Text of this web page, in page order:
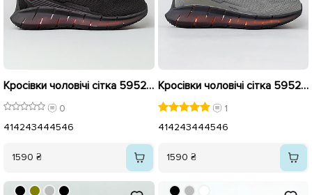
Кросівки чоловічі сітка 595200 Чорні
0
414243444546
1590 ₴
Кросівки чоловічі сітка 595201 Хакі
1
414243444546
1590 ₴